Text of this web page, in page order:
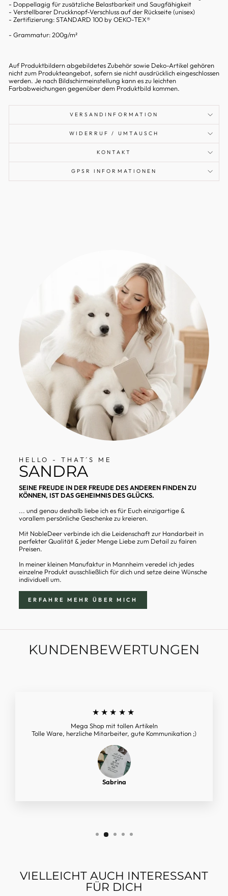
- Doppellagig für zusätzliche Belastbarkeit und Saugfähigkeit
- Verstellbarer Druckknopf-Verschluss auf der Rückseite (unisex)
- Zertifizierung: STANDARD 100 by OEKO-TEX®
- Grammatur: 200g/m²
Auf Produktbildern abgebildetes Zubehör sowie Deko-Artikel gehören
nicht zum Produkteangebot, sofern sie nicht ausdrücklich eingeschlossen
werden. Je nach Bildschirmeinstellung kann es zu leichten
Farbabweichungen gegenüber dem Produktbild kommen.
VERSANDINFORMATION
WIDERRUF / UMTAUSCH
KONTAKT
GPSR INFORMATIONEN
HELLO - THAT´S ME
SANDRA
SEINE FREUDE IN DER FREUDE DES ANDEREN FINDEN ZU
KÖNNEN, IST DAS GEHEIMNIS DES GLÜCKS.
... und genau deshalb liebe ich es für Euch einzigartige &
vorallem persönliche Geschenke zu kreieren.
Mit NobleDeer verbinde ich die Leidenschaft zur Handarbeit in
perfekter Qualität & jeder Menge Liebe zum Detail zu fairen
Preisen.
In meiner kleinen Manufaktur in Mannheim veredel ich jedes
einzelne Produkt ausschließlich für dich und setze deine Wünsche
individuell um.
ERFAHRE MEHR ÜBER MICH
KUNDENBEWERTUNGEN
★★★★★
Mega Shop mit tollen Artikeln
Tolle Ware, herzliche Mitarbeiter, gute Kommunikation ;)
Sabrina
VIELLEICHT AUCH INTERESSANT
FÜR DICH